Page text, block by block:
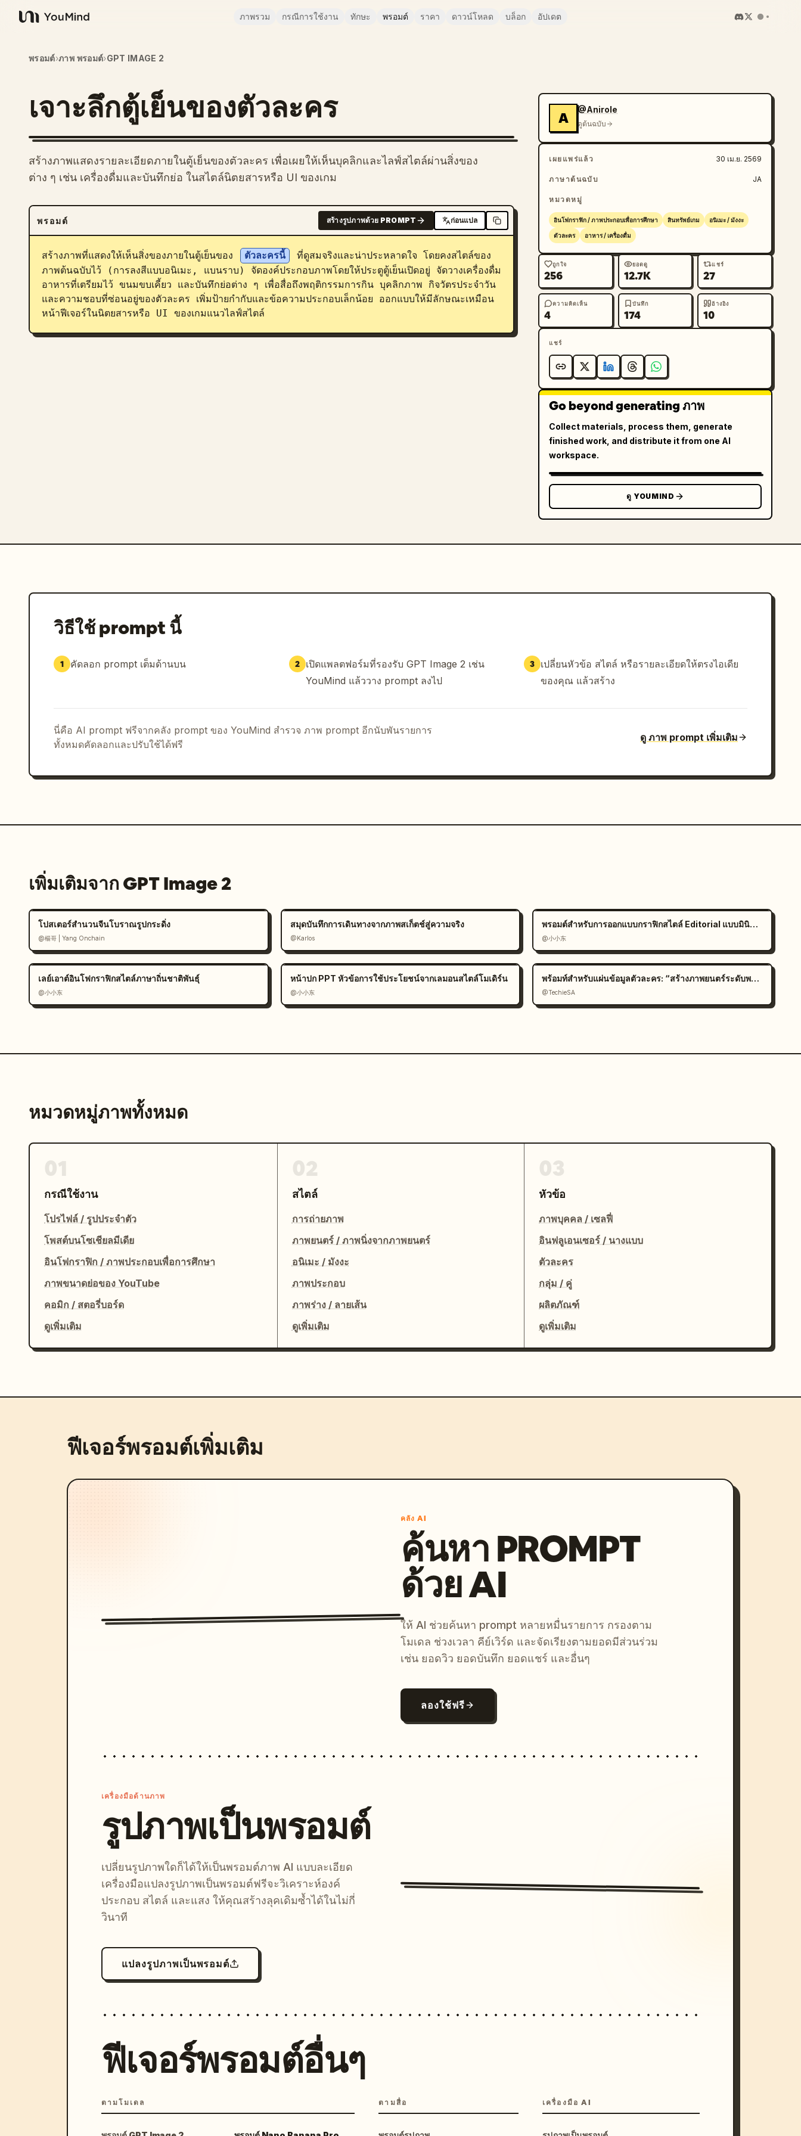
YouMind
ภาพรวม กรณีการใช้งาน ทักษะ พรอมต์ ราคา ดาวน์โหลด บล็อก อัปเดต
พรอมต์›ภาพ พรอมต์›GPT IMAGE 2
เจาะลึกตู้เย็นของตัวละคร
สร้างภาพแสดงรายละเอียดภายในตู้เย็นของตัวละคร เพื่อเผยให้เห็นบุคลิกและไลฟ์สไตล์ผ่านสิ่งของ
ต่าง ๆ เช่น เครื่องดื่มและบันทึกย่อ ในสไตล์นิตยสารหรือ UI ของเกม
พรอมต์ สร้างรูปภาพด้วย PROMPT ก่อนแปล
สร้างภาพที่แสดงให้เห็นสิ่งของภายในตู้เย็นของ ตัวละครนี้
ที่ดูสมจริงและน่าประหลาดใจ โดยคงสไตล์ของ
ภาพต้นฉบับไว้ (การลงสีแบบอนิเมะ, แบนราบ) จัดองค์ประกอบภาพโดยให้ประตูตู้เย็นเปิดอยู่ จัดวางเครื่องดื่ม
อาหารที่เตรียมไว้ ขนมขบเคี้ยว และบันทึกย่อต่าง ๆ เพื่อสื่อถึงพฤติกรรมการกิน บุคลิกภาพ กิจวัตรประจำวัน
และความชอบที่ซ่อนอยู่ของตัวละคร เพิ่มป้ายกำกับและข้อความประกอบเล็กน้อย ออกแบบให้มีลักษณะเหมือน
หน้าฟีเจอร์ในนิตยสารหรือ UI ของเกมแนวไลฟ์สไตล์
A
@Anirole
ดูต้นฉบับ
เผยแพร่แล้ว 30 เม.ย. 2569
ภาษาต้นฉบับ JA
หมวดหมู่
อินโฟกราฟิก / ภาพประกอบเพื่อการศึกษา สินทรัพย์เกม อนิเมะ / มังงะ
ตัวละคร อาหาร / เครื่องดื่ม
ถูกใจ
256
ยอดดู
12.7K
แชร์
27
ความคิดเห็น
4
บันทึก
174
อ้างอิง
10
แชร์
Go beyond generating ภาพ
Collect materials, process them, generate
finished work, and distribute it from one AI
workspace.
ดู YOUMIND
วิธีใช้ prompt นี้
1 คัดลอก prompt เต็มด้านบน 2 เปิดแพลตฟอร์มที่รองรับ GPT Image 2 เช่น
YouMind แล้ววาง prompt ลงไป
3
เปลี่ยนหัวข้อ สไตล์ หรือรายละเอียดให้ตรงไอเดีย
ของคุณ แล้วสร้าง
นี่คือ AI prompt ฟรีจากคลัง prompt ของ YouMind สำรวจ ภาพ prompt อีกนับพันรายการ
ทั้งหมดคัดลอกและปรับใช้ได้ฟรี
ดู ภาพ prompt เพิ่มเติม
เพิ่มเติมจาก GPT Image 2
โปสเตอร์สำนวนจีนโบราณรูปกระดิ่ง
@楊哥 | Yang Onchain
สมุดบันทึกการเดินทางจากภาพสเก็ตช์สู่ความจริง
@Karlos
พรอมต์สำหรับการออกแบบกราฟิกสไตล์ Editorial แบบมินิมอล
@小小东
เลย์เอาต์อินโฟกราฟิกสไตล์ภาษาถิ่นชาติพันธุ์
@小小东
หน้าปก PPT หัวข้อการใช้ประโยชน์จากเลมอนสไตล์โมเดิร์น
@小小东
พร้อมท์สำหรับแผ่นข้อมูลตัวละคร: “สร้างภาพยนตร์ระดับพรีเมียม
@TechieSA
หมวดหมู่ภาพทั้งหมด
กรณีใช้งาน
โปรไฟล์ / รูปประจำตัว
โพสต์บนโซเชียลมีเดีย
อินโฟกราฟิก / ภาพประกอบเพื่อการศึกษา
ภาพขนาดย่อของ YouTube
คอมิก / สตอรี่บอร์ด
ดูเพิ่มเติม
สไตล์
การถ่ายภาพ
ภาพยนตร์ / ภาพนิ่งจากภาพยนตร์
อนิเมะ / มังงะ
ภาพประกอบ
ภาพร่าง / ลายเส้น
ดูเพิ่มเติม
หัวข้อ
ภาพบุคคล / เซลฟี่
อินฟลูเอนเซอร์ / นางแบบ
ตัวละคร
กลุ่ม / คู่
ผลิตภัณฑ์
ดูเพิ่มเติม
ฟีเจอร์พรอมต์เพิ่มเติม
คลัง AI
ค้นหา PROMPT
ด้วย AI
ให้ AI ช่วยค้นหา prompt หลายหมื่นรายการ กรองตาม
โมเดล ช่วงเวลา คีย์เวิร์ด และจัดเรียงตามยอดมีส่วนร่วม
เช่น ยอดวิว ยอดบันทึก ยอดแชร์ และอื่นๆ
ลองใช้ฟรี
เครื่องมือด้านภาพ
รูปภาพเป็นพรอมต์
เปลี่ยนรูปภาพใดก็ได้ให้เป็นพรอมต์ภาพ AI แบบละเอียด
เครื่องมือแปลงรูปภาพเป็นพรอมต์ฟรีจะวิเคราะห์องค์
ประกอบ สไตล์ และแสง ให้คุณสร้างลุคเดิมซ้ำได้ในไม่กี่
วินาที
แปลงรูปภาพเป็นพรอมต์
ฟีเจอร์พรอมต์อื่นๆ
ตามโมเดล ตามสื่อ เครื่องมือ AI